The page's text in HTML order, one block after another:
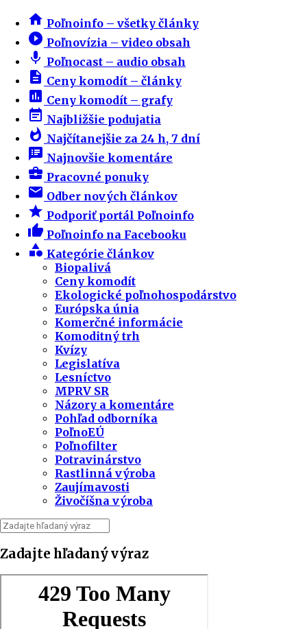
home Poľnoinfo – všetky články
play_circle_filled Poľnovízia – video obsah
mic Poľnocast – audio obsah
description Ceny komodít – články
insert_chart Ceny komodít – grafy
event_note Najbližšie podujatia
whatshot Najčítanejšie za 24 h, 7 dní
speaker_notes Najnovšie komentáre
business_center Pracovné ponuky
email Odber nových článkov
star Podporiť portál Poľnoinfo
thumb_up Poľnoinfo na Facebooku
category Kategórie článkov
Biopalivá
Ceny komodít
Ekologické poľnohospodárstvo
Európska únia
Komerčné informácie
Komoditný trh
Kvízy
Legislatíva
Lesníctvo
MPRV SR
Názory a komentáre
Pohľad odborníka
PoľnoEÚ
Poľnofilter
Potravinárstvo
Rastlinná výroba
Zaujímavosti
Živočíšna výroba
Zadajte hľadaný výraz